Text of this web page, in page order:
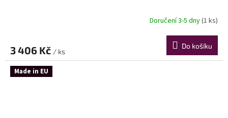
Doručení 3-5 dny(1 ks)
3 406 Kč / ks
Do košíku
Made in EU